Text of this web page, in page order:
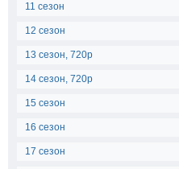
11 сезон
12 сезон
13 сезон, 720p
14 сезон, 720p
15 сезон
16 сезон
17 сезон